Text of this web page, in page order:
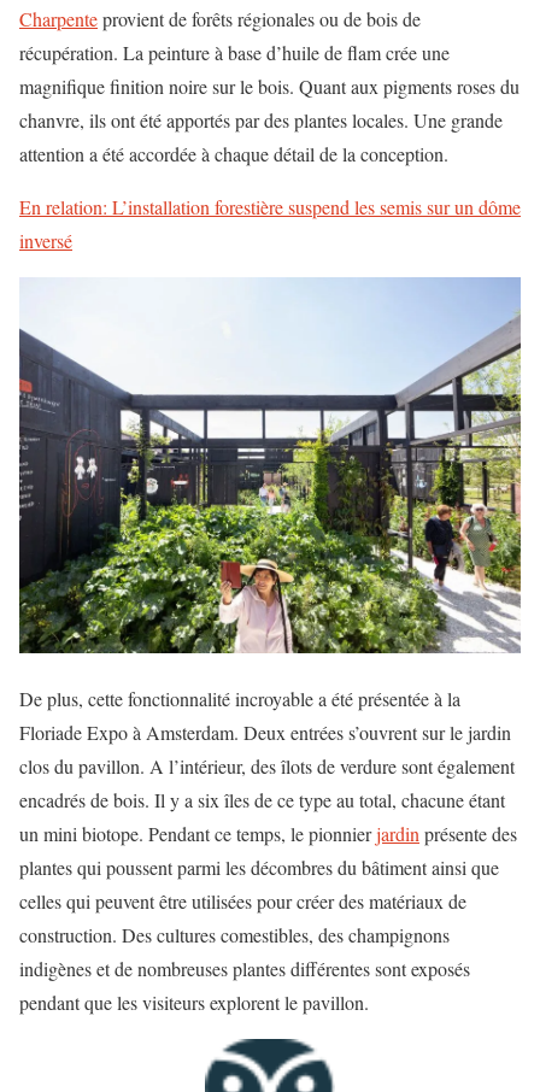
Charpenteprovient de forêts régionales ou de bois de
récupération. La peinture à base d’huile de flam crée une
magnifique finition noire sur le bois. Quant aux pigments roses du
chanvre, ils ont été apportés par des plantes locales. Une grande
attention a été accordée à chaque détail de la conception.
En relation: L’installation forestière suspend les semis sur un dôme
inversé
De plus, cette fonctionnalité incroyable a été présentée à la
Floriade Expo à Amsterdam. Deux entrées s’ouvrent sur le jardin
clos du pavillon. A l’intérieur, des îlots de verdure sont également
encadrés de bois. Il y a six îles de ce type au total, chacune étant
un mini biotope. Pendant ce temps, le pionnierjardinprésente des
plantes qui poussent parmi les décombres du bâtiment ainsi que
celles qui peuvent être utilisées pour créer des matériaux de
construction. Des cultures comestibles, des champignons
indigènes et de nombreuses plantes différentes sont exposés
pendant que les visiteurs explorent le pavillon.